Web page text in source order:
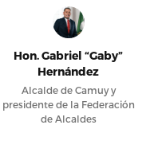
Hon. Gabriel “Gaby”
Hernández
Alcalde de Camuy y
presidente de la Federación
de Alcaldes